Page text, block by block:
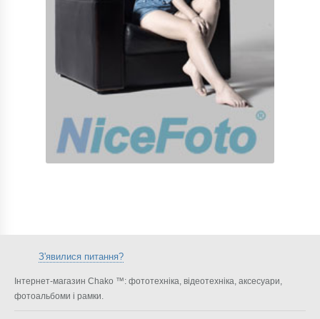
З'явилися питання?
Інтернет-магазин Chako ™: фототехніка, відеотехніка, аксесуари,
фотоальбоми і рамки.